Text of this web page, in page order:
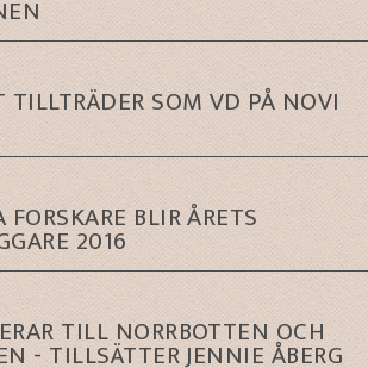
TILLTRÄDER SOM VD PÅ NOVI
BLIR ÅRETS
2016
TILL NORRBOTTEN OCH
- TILLSÄTTER JENNIE ÅBERG